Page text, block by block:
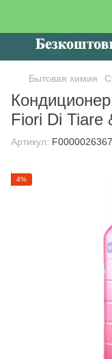
Бытовая химия
Fiori Di Tiare
Артикул: F0000026367
4%